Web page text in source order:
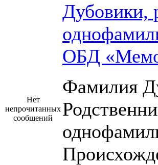
Нет
непрочитанных
сообщений
Дубовики,
ОБД
Фамилия